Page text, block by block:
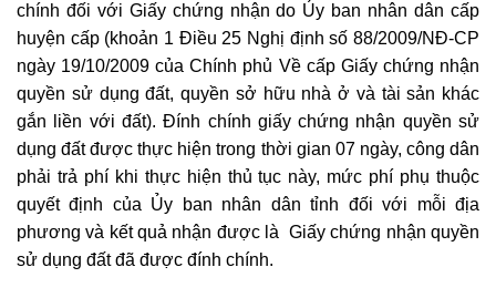
chính đối với Giấy chứng nhận do Ủy ban nhân dân cấp
huyện cấp (khoản 1 Điều 25 Nghị định số 88/2009/NĐ-CP
ngày 19/10/2009 của Chính phủ Về cấp Giấy chứng nhận
quyền sử dụng đất, quyền sở hữu nhà ở và tài sản khác
gắn liền với đất). Đính chính giấy chứng nhận quyền sử
dụng đất được thực hiện trong thời gian 07 ngày, công dân
phải trả phí khi thực hiện thủ tục này, mức phí phụ thuộc
quyết định của Ủy ban nhân dân tỉnh đối với mỗi địa
phương và kết quả nhận được là Giấy chứng nhận quyền
sử dụng đất đã được đính chính.